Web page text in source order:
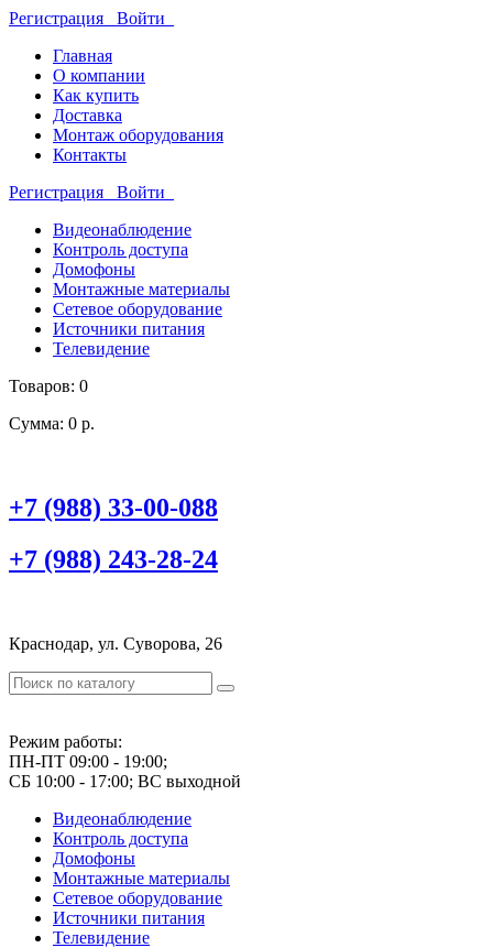
Регистрация Войти
Главная
О компании
Как купить
Доставка
Монтаж оборудования
Контакты
Регистрация Войти
Видеонаблюдение
Контроль доступа
Домофоны
Монтажные материалы
Сетевое оборудование
Источники питания
Телевидение
Товаров: 0
Сумма: 0 р.
+7 (988) 33-00-088
+7 (988) 243-28-24
Краснодар, ул. Суворова, 26
Режим работы:
ПН-ПТ 09:00 - 19:00;
СБ 10:00 - 17:00; ВС выходной
Видеонаблюдение
Контроль доступа
Домофоны
Монтажные материалы
Сетевое оборудование
Источники питания
Телевидение